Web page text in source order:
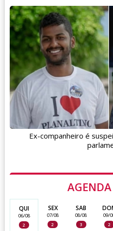
AGENDA
QUI
06/08
2
SEX
07/08
2
SAB
08/08
3
09/
2
Ex-companheiro é